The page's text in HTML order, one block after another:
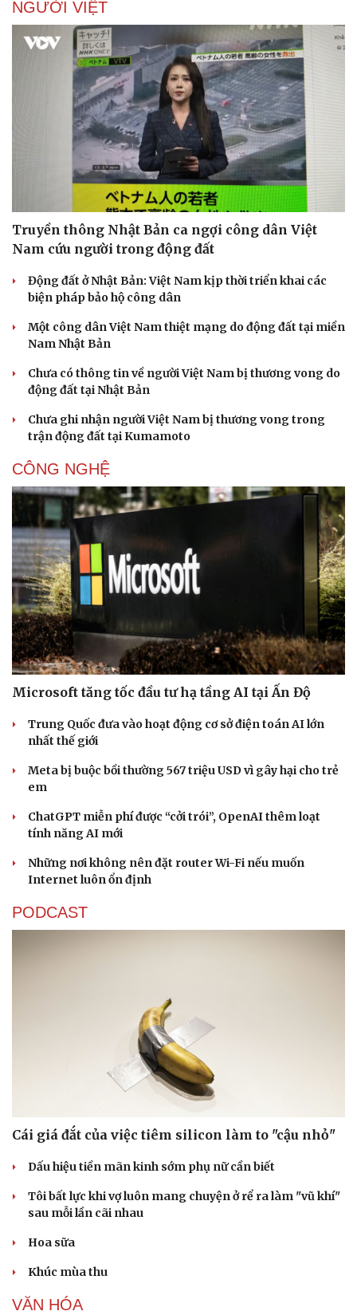
Doanh nghiệp
Thông tin doanh nghiệp
Doanh nghiệp 24h
Doanh nhân
Vì cộng đồng
Công nghệ
Sành điệu
Tin Công nghệ
Trải nghiệm
Chuyển đổi số
Sức khỏe
Dinh dưỡng - món ngon
Sản phụ khoa
Nhi khoa
Làm đẹp - giảm cân
Đời sống
NGƯỜI VIỆT
Truyền thông Nhật Bản ca ngợi công dân Việt
Nam cứu người trong động đất
Động đất ở Nhật Bản: Việt Nam kịp thời triển khai các
biện pháp bảo hộ công dân
Một công dân Việt Nam thiệt mạng do động đất tại miền
Nam Nhật Bản
Chưa có thông tin về người Việt Nam bị thương vong do
động đất tại Nhật Bản
Chưa ghi nhận người Việt Nam bị thương vong trong
trận động đất tại Kumamoto
CÔNG NGHỆ
Microsoft tăng tốc đầu tư hạ tầng AI tại Ấn Độ
Trung Quốc đưa vào hoạt động cơ sở điện toán AI lớn
nhất thế giới
Meta bị buộc bồi thường 567 triệu USD vì gây hại cho trẻ
em
ChatGPT miễn phí được “cởi trói”, OpenAI thêm loạt
tính năng AI mới
Những nơi không nên đặt router Wi-Fi nếu muốn
Internet luôn ổn định
PODCAST
Cái giá đắt của việc tiêm silicon làm to "cậu nhỏ"
Dấu hiệu tiền mãn kinh sớm phụ nữ cần biết
Tôi bất lực khi vợ luôn mang chuyện ở rể ra làm "vũ khí"
sau mỗi lần cãi nhau
Hoa sữa
Khúc mùa thu
VĂN HÓA